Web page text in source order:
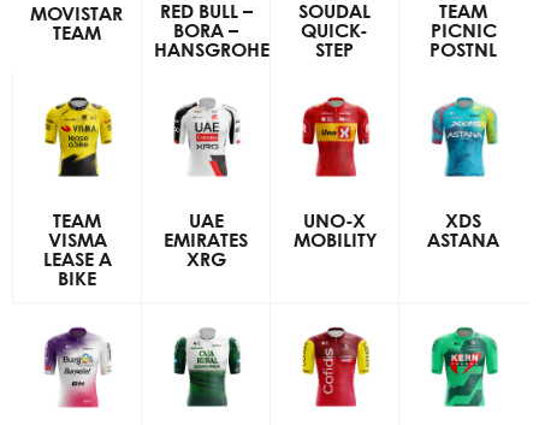
MOVISTAR
TEAM
RED BULL –
BORA –
HANSGROHE
SOUDAL
QUICK-
STEP
TEAM
PICNIC
POSTNL
TEAM
VISMA
LEASE A
BIKE
UAE
EMIRATES
XRG
UNO-X
MOBILITY
XDS
ASTANA